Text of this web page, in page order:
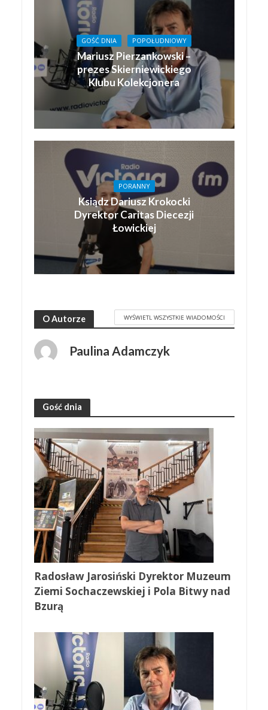
GOŚĆ DNIA POPOŁUDNIOWY
Mariusz Pierzankowski –
prezes Skierniewickiego
Klubu Kolekcjonera
PORANNY
Ksiądz Dariusz Krokocki
Dyrektor Caritas Diecezji
Łowickiej
O Autorze WYŚWIETL WSZYSTKIE WIADOMOŚCI
Paulina Adamczyk
Gość dnia
Radosław Jarosiński Dyrektor Muzeum
Ziemi Sochaczewskiej i Pola Bitwy nad
Bzurą